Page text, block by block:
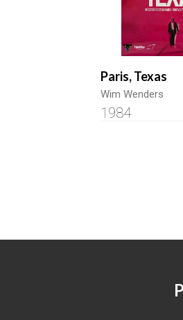
Paris, Texas
Wim Wenders
1984